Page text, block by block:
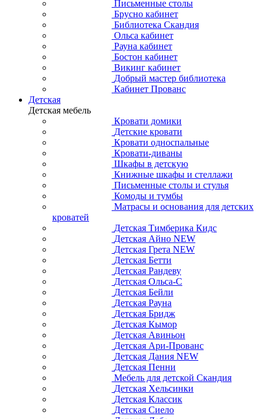
Письменные столы
Брусно кабинет
Библиотека Скандия
Ольса кабинет
Рауна кабинет
Бостон кабинет
Викинг кабинет
Добрый мастер библиотека
Кабинет Прованс
Детская
Детская мебель
Кровати домики
Детские кровати
Кровати односпальные
Кровати-диваны
Шкафы в детскую
Книжные шкафы и стеллажи
Письменные столы и стулья
Комоды и тумбы
Матрасы и основания для детских
кроватей
Детская Тимберика Кидс
Детская Айно NEW
Детская Грета NEW
Детская Бетти
Детская Рандеву
Детская Ольса-С
Детская Бейли
Детская Рауна
Детская Бридж
Детская Кымор
Детская Авиньон
Детская Ари-Прованс
Детская Дания NEW
Детская Пенни
Мебель для детской Скандия
Детская Хельсинки
Детская Классик
Детская Сиело